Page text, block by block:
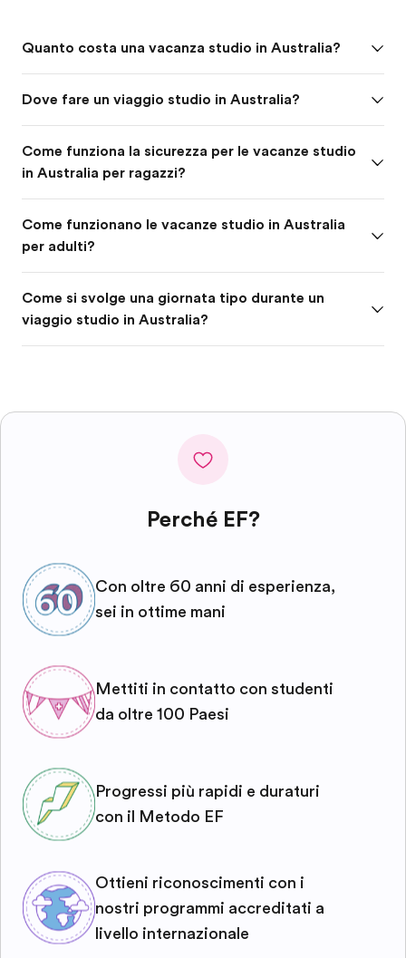
Quanto costa una vacanza studio in Australia?
Dove fare un viaggio studio in Australia?
Come funziona la sicurezza per le vacanze studio
in Australia per ragazzi?
Come funzionano le vacanze studio in Australia
per adulti?
Come si svolge una giornata tipo durante un
viaggio studio in Australia?
Perché EF?
Con oltre 60 anni di esperienza,
sei in ottime mani
Mettiti in contatto con studenti
da oltre 100 Paesi
Progressi più rapidi e duraturi
con il Metodo EF
Ottieni riconoscimenti con i
nostri programmi accreditati a
livello internazionale